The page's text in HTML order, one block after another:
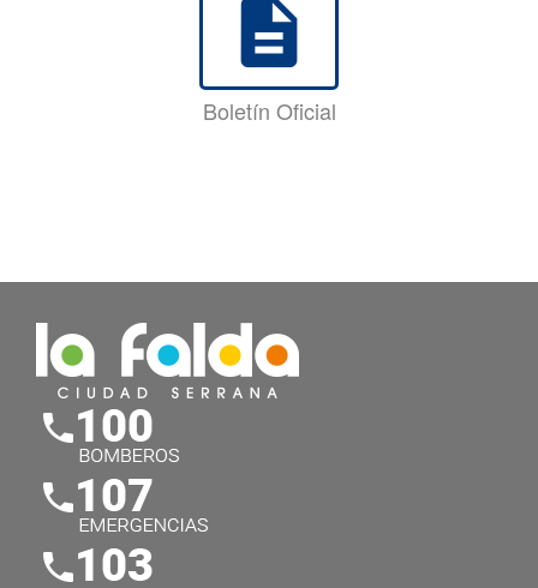
description
Boletín Oficial